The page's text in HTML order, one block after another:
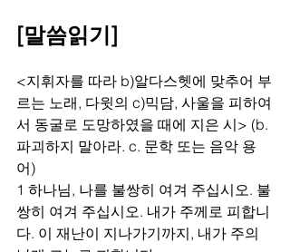
[말씀읽기]
<지휘자를 따라 b)알다스헷에 맞추어 부
르는 노래, 다윗의 c)믹담, 사울을 피하여
서 동굴로 도망하였을 때에 지은 시> (b.
파괴하지 말아라. c. 문학 또는 음악 용
어)
1 하나님, 나를 불쌍히 여겨 주십시오. 불
쌍히 여겨 주십시오. 내가 주께로 피합니
다. 이 재난이 지나가기까지, 내가 주의